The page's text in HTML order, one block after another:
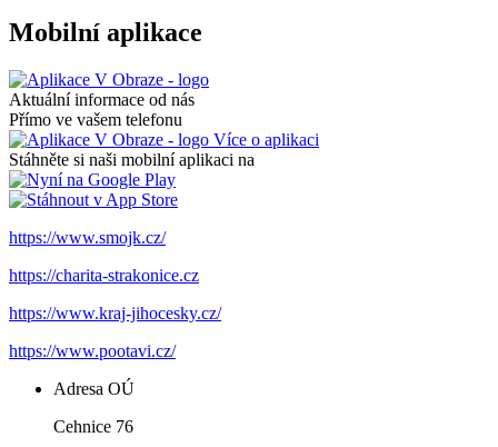
Mobilní aplikace
Aktuální informace od nás
Přímo ve vašem telefonu
Více o aplikaci
Stáhněte si naši mobilní aplikaci na
https://www.smojk.cz/
https://charita-strakonice.cz
https://www.kraj-jihocesky.cz/
https://www.pootavi.cz/
Adresa OÚ
Cehnice 76